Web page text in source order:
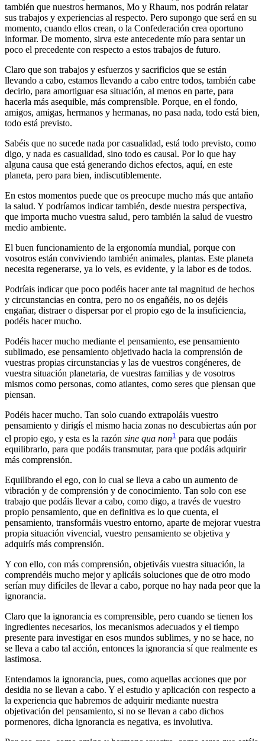
también que nuestros hermanos, Mo y Rhaum, nos podrán relatar
sus trabajos y experiencias al respecto. Pero supongo que será en su
momento, cuando ellos crean, o la Confederación crea oportuno
informar. De momento, sirva este antecedente mío para sentar un
poco el precedente con respecto a estos trabajos de futuro.
Claro que son trabajos y esfuerzos y sacrificios que se están
llevando a cabo, estamos llevando a cabo entre todos, también cabe
decirlo, para amortiguar esa situación, al menos en parte, para
hacerla más asequible, más comprensible. Porque, en el fondo,
amigos, amigas, hermanos y hermanas, no pasa nada, todo está bien,
todo está previsto.
Sabéis que no sucede nada por casualidad, está todo previsto, como
digo, y nada es casualidad, sino todo es causal. Por lo que hay
alguna causa que está generando dichos efectos, aquí, en este
planeta, pero para bien, indiscutiblemente.
En estos momentos puede que os preocupe mucho más que antaño
la salud. Y podríamos indicar también, desde nuestra perspectiva,
que importa mucho vuestra salud, pero también la salud de vuestro
medio ambiente.
El buen funcionamiento de la ergonomía mundial, porque con
vosotros están conviviendo también animales, plantas. Este planeta
necesita regenerarse, ya lo veis, es evidente, y la labor es de todos.
Podríais indicar que poco podéis hacer ante tal magnitud de hechos
y circunstancias en contra, pero no os engañéis, no os dejéis
engañar, distraer o dispersar por el propio ego de la insuficiencia,
podéis hacer mucho.
Podéis hacer mucho mediante el pensamiento, ese pensamiento
sublimado, ese pensamiento objetivado hacia la comprensión de
vuestras propias circunstancias y las de vuestros congéneres, de
vuestra situación planetaria, de vuestras familias y de vosotros
mismos como personas, como atlantes, como seres que piensan que
piensan.
Podéis hacer mucho. Tan solo cuando extrapoláis vuestro
pensamiento y dirigís el mismo hacia zonas no descubiertas aún por
el propio ego, y esta es la razón sine qua non1 para que podáis
equilibrarlo, para que podáis transmutar, para que podáis adquirir
más comprensión.
Equilibrando el ego, con lo cual se lleva a cabo un aumento de
vibración y de comprensión y de conocimiento. Tan solo con ese
trabajo que podáis llevar a cabo, como digo, a través de vuestro
propio pensamiento, que en definitiva es lo que cuenta, el
pensamiento, transformáis vuestro entorno, aparte de mejorar vuestra
propia situación vivencial, vuestro pensamiento se objetiva y
adquirís más comprensión.
Y con ello, con más comprensión, objetiváis vuestra situación, la
comprendéis mucho mejor y aplicáis soluciones que de otro modo
serían muy difíciles de llevar a cabo, porque no hay nada peor que la
ignorancia.
Claro que la ignorancia es comprensible, pero cuando se tienen los
ingredientes necesarios, los mecanismos adecuados y el tiempo
presente para investigar en esos mundos sublimes, y no se hace, no
se lleva a cabo tal acción, entonces la ignorancia sí que realmente es
lastimosa.
Entendamos la ignorancia, pues, como aquellas acciones que por
desidia no se llevan a cabo. Y el estudio y aplicación con respecto a
la experiencia que habremos de adquirir mediante nuestra
objetivación del pensamiento, si no se llevan a cabo dichos
pormenores, dicha ignorancia es negativa, es involutiva.